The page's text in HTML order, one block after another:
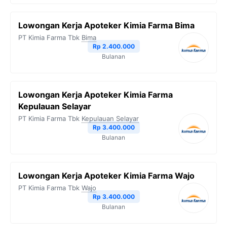
Lowongan Kerja Apoteker Kimia Farma Bima
PT Kimia Farma Tbk Bima
Rp 2.400.000
Bulanan
Lowongan Kerja Apoteker Kimia Farma
Kepulauan Selayar
PT Kimia Farma Tbk Kepulauan Selayar
Rp 3.400.000
Bulanan
Lowongan Kerja Apoteker Kimia Farma Wajo
PT Kimia Farma Tbk Wajo
Rp 3.400.000
Bulanan